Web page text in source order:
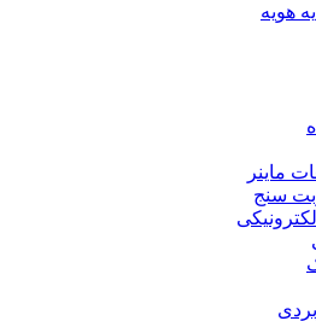
هویه
ماینر
سنج